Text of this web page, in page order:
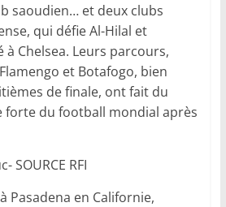
saoudien… et deux clubs
qui défie Al-Hilal et
à Chelsea. Leurs parcours,
et Botafogo, bien
de finale, ont fait du
forte du football mondial après
SOURCE RFI
Pasadena en Californie,